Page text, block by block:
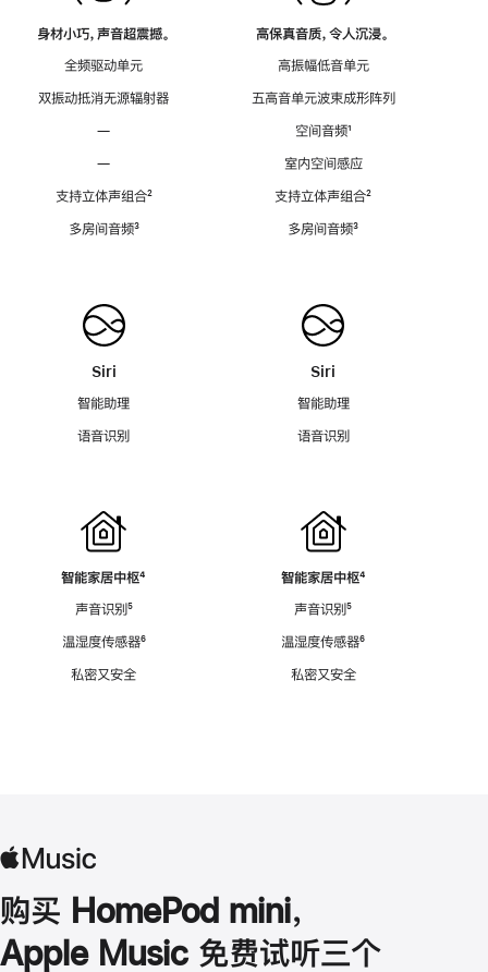
身材小巧，声音超震撼。
全频驱动单元
双振动抵消无源辐射器
—
—
支持立体声组合脚
²
多房间音频脚
³
Siri
智能助理
语音识别
智能家居中枢脚
⁴
声音识别脚
⁵
温湿度传感器脚
⁶
私密又安全
高保真音质，令人沉浸。
高振幅低音单元
五高音单元波束成形阵列
空间音频脚
¹
室内空间感应
支持立体声组合脚
²
多房间音频脚
³
Siri
智能助理
语音识别
智能家居中枢脚
⁴
声音识别脚
⁵
温湿度传感器脚
⁶
私密又安全
购买 HomePod mini，
Apple Music 免费试听三个